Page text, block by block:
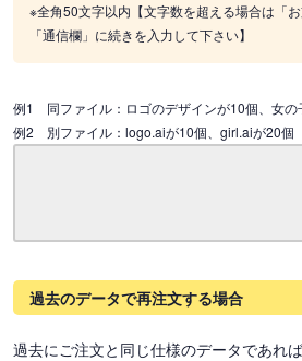
※全角50文字以内【文字数を超える場合は「
「通信欄」に続きを入力して下さい】
例1 同ファイル：ロゴのデザインが10個、女の
例2 別ファイル：logo.aiが10個、girl.aiが20個
過去のデータで再注文する場合
過去にご注文と同じ仕様のデータであれ